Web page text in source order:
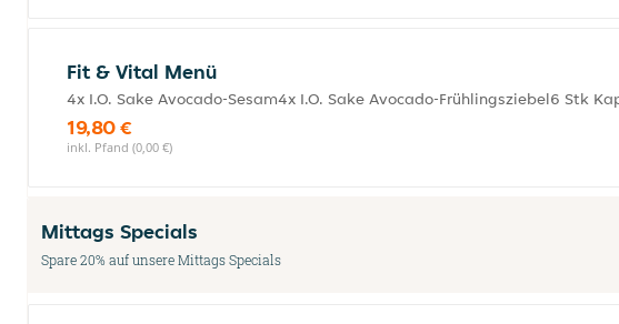
Fit & Vital Menü
4x I.O. Sake Avocado-Sesam4x I.O. Sake Avocado-Frühlingsziebel6 Stk
19,80 €
inkl. Pfand (0,00 €)
Mittags Specials
Spare 20% auf unsere Mittags Specials